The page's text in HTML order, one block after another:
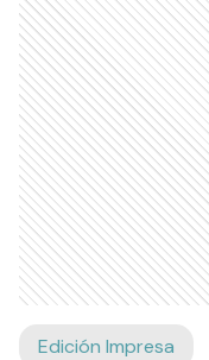
Edición Impresa